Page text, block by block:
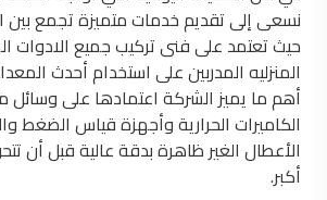
نسعى إلى تقديم خدمات متميزة تجمع بين
حيث تعتمد على فنى تركيب جميع الادوات
المنزليه المدربين على استخدام أحدث
أهم ما يميز الشركة اعتمادها على وسائل
الكاميرات الحرارية وأجهزة قياس الضغط
الأعطال الغير ظاهرة بدقة عالية قبل أن
أكبر.